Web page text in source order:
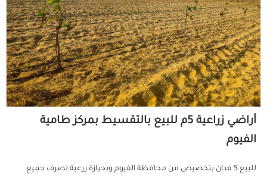
أراضي زراعية 5م للبيع بالتقسيط بمركز طامية
الفيوم
للبيع 5 فدان بتخصيص من محافظة الفيوم وبحيازة زرعية لصرف جميع